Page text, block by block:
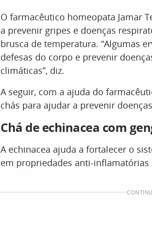
O farmacêutico homeopata Jamar
a prevenir gripes e doenças
brusca de temperatura. “Algumas
defesas do corpo e prevenir
climáticas”, diz.
A seguir, com a ajuda do
chás para ajudar a prevenir
Chá de echinacea com
A echinacea ajuda a fortalecer o
em propriedades anti-inflamatórias